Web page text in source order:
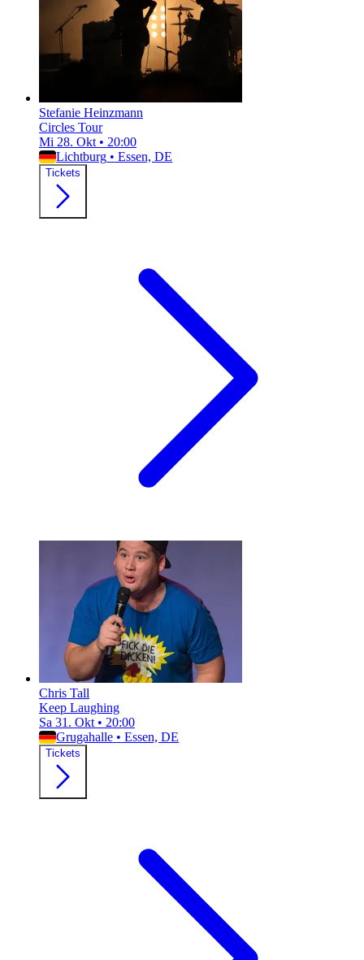
Stefanie Heinzmann
Circles Tour
Mi 28. Okt • 20:00
Lichtburg • Essen, DE
Tickets
Chris Tall
Keep Laughing
Sa 31. Okt • 20:00
Grugahalle • Essen, DE
Tickets